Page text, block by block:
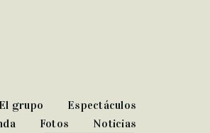
El grupo
Espectáculos
Fotos
Noticias